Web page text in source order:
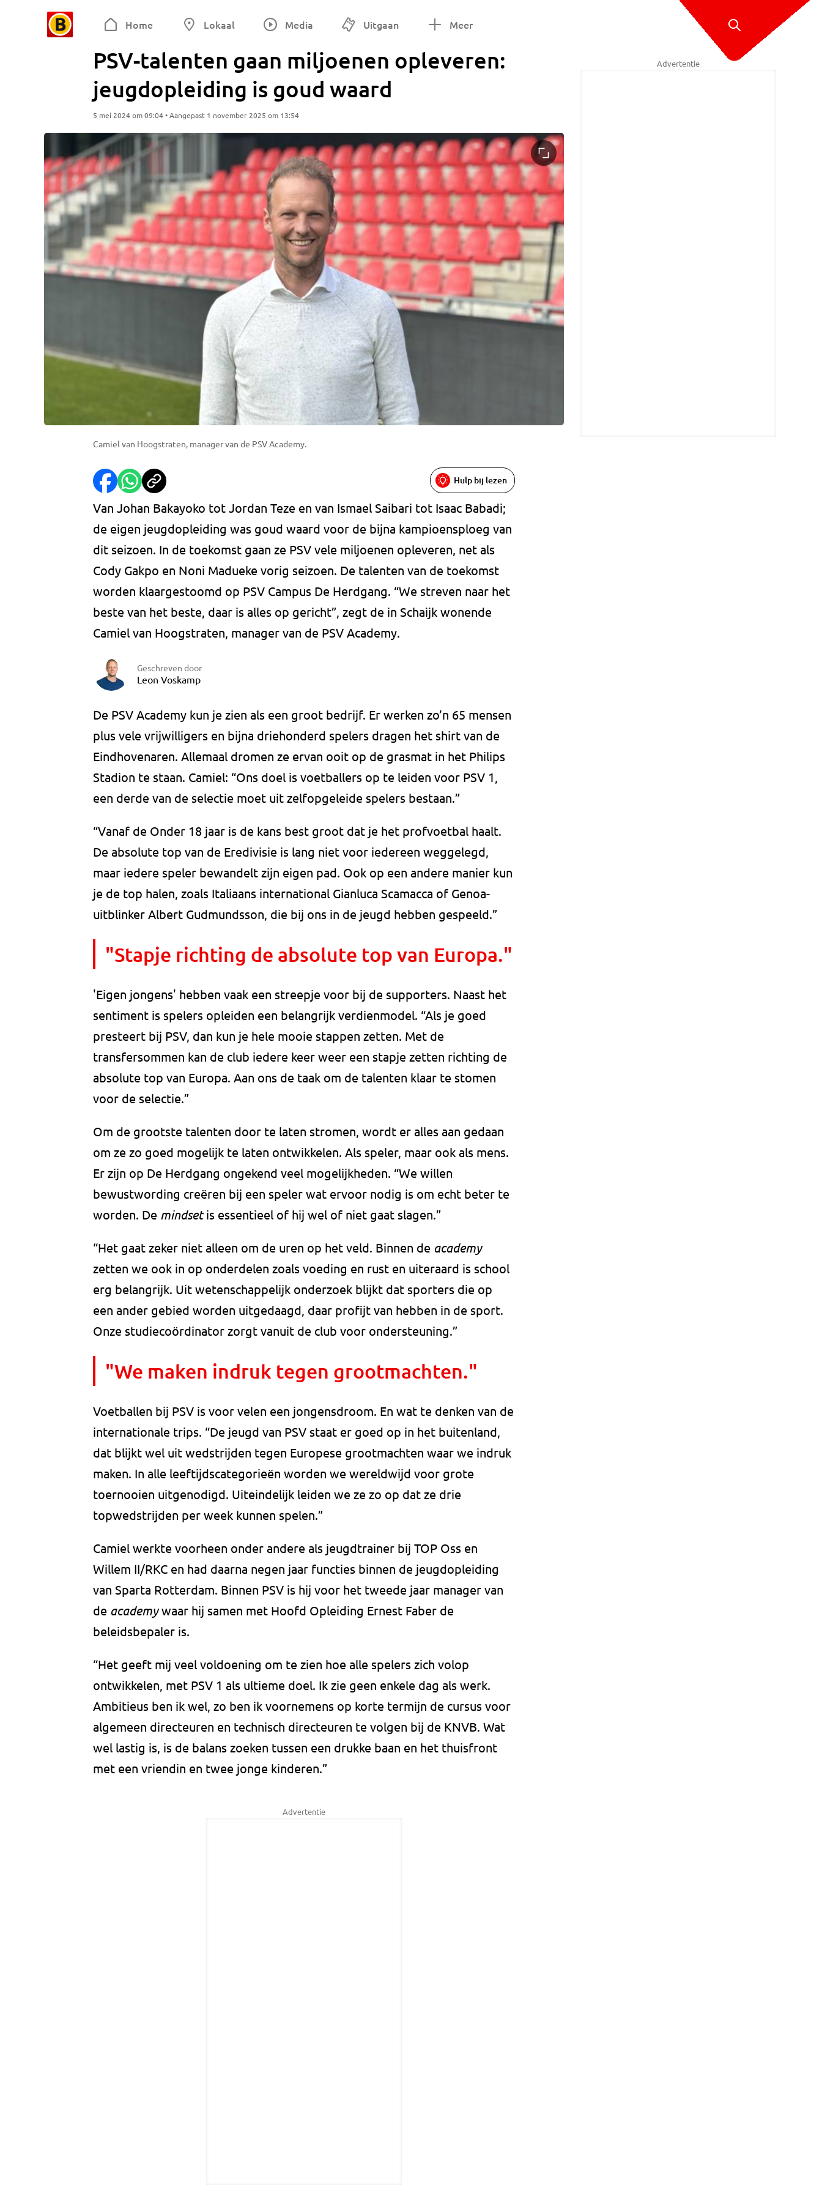
Home Lokaal Media Uitgaan Meer
PSV-talenten gaan miljoenen opleveren:
jeugdopleiding is goud waard
5 mei 2024 om 09:04 • Aangepast 1 november 2025 om 13:54
Camiel van Hoogstraten, manager van de PSV Academy.
Hulp bij lezen
Van Johan Bakayoko tot Jordan Teze en van Ismael Saibari tot Isaac Babadi;
de eigen jeugdopleiding was goud waard voor de bijna kampioensploeg van
dit seizoen. In de toekomst gaan ze PSV vele miljoenen opleveren, net als
Cody Gakpo en Noni Madueke vorig seizoen. De talenten van de toekomst
worden klaargestoomd op PSV Campus De Herdgang. “We streven naar het
beste van het beste, daar is alles op gericht”, zegt de in Schaijk wonende
Camiel van Hoogstraten, manager van de PSV Academy.
Geschreven door
Leon Voskamp
De PSV Academy kun je zien als een groot bedrijf. Er werken zo’n 65 mensen
plus vele vrijwilligers en bijna driehonderd spelers dragen het shirt van de
Eindhovenaren. Allemaal dromen ze ervan ooit op de grasmat in het Philips
Stadion te staan. Camiel: “Ons doel is voetballers op te leiden voor PSV 1,
een derde van de selectie moet uit zelfopgeleide spelers bestaan.”
“Vanaf de Onder 18 jaar is de kans best groot dat je het profvoetbal haalt.
De absolute top van de Eredivisie is lang niet voor iedereen weggelegd,
maar iedere speler bewandelt zijn eigen pad. Ook op een andere manier kun
je de top halen, zoals Italiaans international Gianluca Scamacca of Genoa-
uitblinker Albert Gudmundsson, die bij ons in de jeugd hebben gespeeld.”
"Stapje richting de absolute top van Europa."
'Eigen jongens' hebben vaak een streepje voor bij de supporters. Naast het
sentiment is spelers opleiden een belangrijk verdienmodel. “Als je goed
presteert bij PSV, dan kun je hele mooie stappen zetten. Met de
transfersommen kan de club iedere keer weer een stapje zetten richting de
absolute top van Europa. Aan ons de taak om de talenten klaar te stomen
voor de selectie.”
Om de grootste talenten door te laten stromen, wordt er alles aan gedaan
om ze zo goed mogelijk te laten ontwikkelen. Als speler, maar ook als mens.
Er zijn op De Herdgang ongekend veel mogelijkheden. “We willen
bewustwording creëren bij een speler wat ervoor nodig is om echt beter te
worden. De mindsetis essentieel of hij wel of niet gaat slagen.”
“Het gaat zeker niet alleen om de uren op het veld. Binnen de academy
zetten we ook in op onderdelen zoals voeding en rust en uiteraard is school
erg belangrijk. Uit wetenschappelijk onderzoek blijkt dat sporters die op
een ander gebied worden uitgedaagd, daar profijt van hebben in de sport.
Onze studiecoördinator zorgt vanuit de club voor ondersteuning.”
"We maken indruk tegen grootmachten."
Voetballen bij PSV is voor velen een jongensdroom. En wat te denken van de
internationale trips. “De jeugd van PSV staat er goed op in het buitenland,
dat blijkt wel uit wedstrijden tegen Europese grootmachten waar we indruk
maken. In alle leeftijdscategorieën worden we wereldwijd voor grote
toernooien uitgenodigd. Uiteindelijk leiden we ze zo op dat ze drie
topwedstrijden per week kunnen spelen.”
Camiel werkte voorheen onder andere als jeugdtrainer bij TOP Oss en
Willem II/RKC en had daarna negen jaar functies binnen de jeugdopleiding
van Sparta Rotterdam. Binnen PSV is hij voor het tweede jaar manager van
de academywaar hij samen met Hoofd Opleiding Ernest Faber de
beleidsbepaler is.
“Het geeft mij veel voldoening om te zien hoe alle spelers zich volop
ontwikkelen, met PSV 1 als ultieme doel. Ik zie geen enkele dag als werk.
Ambitieus ben ik wel, zo ben ik voornemens op korte termijn de cursus voor
algemeen directeuren en technisch directeuren te volgen bij de KNVB. Wat
wel lastig is, is de balans zoeken tussen een drukke baan en het thuisfront
met een vriendin en twee jonge kinderen.”
Advertentie
Advertentie